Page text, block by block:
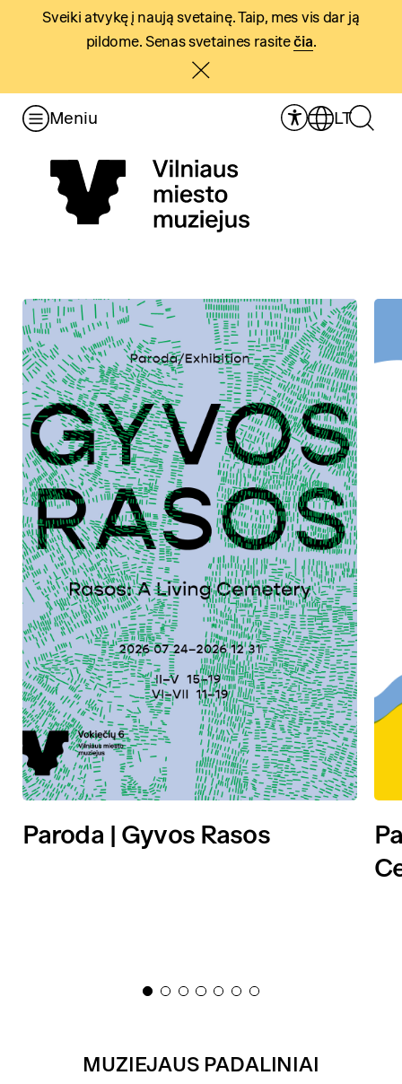
Sveiki atvykę į naują svetainę. Taip, mes vis dar ją
pildome. Senas svetaines rasitečia.
Meniu LT
Paroda | Gyvos Rasos
MUZIEJAUS PADALINIAI